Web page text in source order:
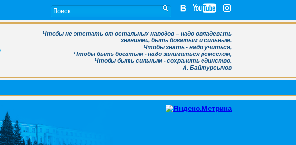
Чтобы не отстать от остальных народов – надо овладевать
знаниями, быть богатым и сильным.
Чтобы знать - надо учиться,
Чтобы быть богатым - надо заниматься ремеслом,
Чтобы быть сильным - сохранить единство.
А. Байтурсынов